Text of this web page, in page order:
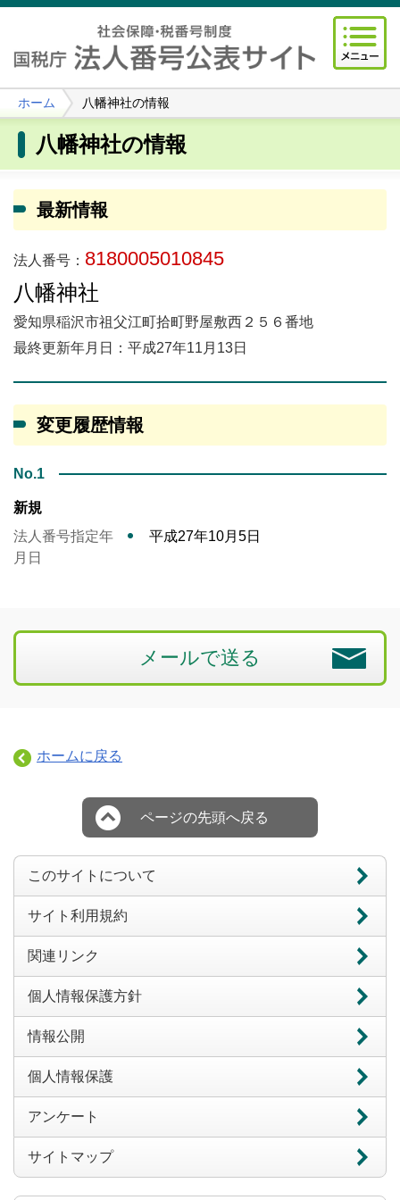
ホーム 八幡神社の情報
八幡神社の情報
最新情報
法人番号： 8180005010845
八幡神社
愛知県稲沢市祖父江町拾町野屋敷西２５６番地
最終更新年月日：平成27年11月13日
変更履歴情報
No.1
新規
法人番号指定年
月日
平成27年10月5日
メールで送る
ホームに戻る
ページの先頭へ戻る
このサイトについて
サイト利用規約
関連リンク
個人情報保護方針
情報公開
個人情報保護
アンケート
サイトマップ